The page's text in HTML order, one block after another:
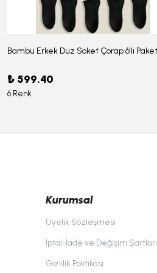
₺ 599.40
6 Renk
Kurumsal
Üyelik Sözleşmesi
İptal-İade ve Değişim Şartları
Gizlilik Politikası